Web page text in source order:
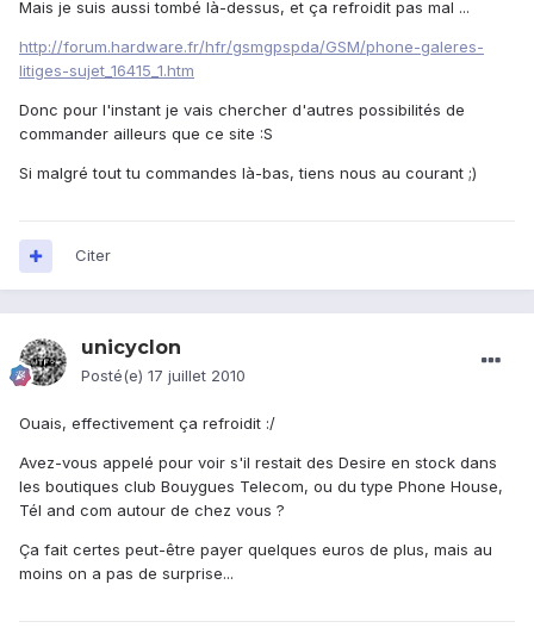
Mais je suis aussi tombé là-dessus, et ça refroidit pas mal ...
http://forum.hardware.fr/hfr/gsmgpspda/GSM/phone-galeres-
litiges-sujet_16415_1.htm
Donc pour l'instant je vais chercher d'autres possibilités de
commander ailleurs que ce site :S
Si malgré tout tu commandes là-bas, tiens nous au courant ;)
Citer
unicyclon
Posté(e) 17 juillet 2010
Ouais, effectivement ça refroidit :/
Avez-vous appelé pour voir s'il restait des Desire en stock dans
les boutiques club Bouygues Telecom, ou du type Phone House,
Tél and com autour de chez vous ?
Ça fait certes peut-être payer quelques euros de plus, mais au
moins on a pas de surprise...